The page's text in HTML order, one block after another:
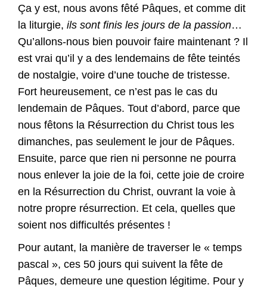
Ça y est, nous avons fêté Pâques, et comme dit
la liturgie, ils sont finis les jours de la passion…
Qu’allons-nous bien pouvoir faire maintenant ? Il
est vrai qu’il y a des lendemains de fête teintés
de nostalgie, voire d’une touche de tristesse.
Fort heureusement, ce n’est pas le cas du
lendemain de Pâques. Tout d’abord, parce que
nous fêtons la Résurrection du Christ tous les
dimanches, pas seulement le jour de Pâques.
Ensuite, parce que rien ni personne ne pourra
nous enlever la joie de la foi, cette joie de croire
en la Résurrection du Christ, ouvrant la voie à
notre propre résurrection. Et cela, quelles que
soient nos difficultés présentes !
Pour autant, la manière de traverser le « temps
pascal », ces 50 jours qui suivent la fête de
Pâques, demeure une question légitime. Pour y